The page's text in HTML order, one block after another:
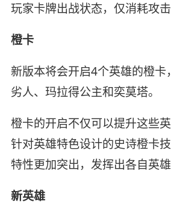
玩家卡牌出战状态，仅消耗攻击
橙卡
新版本将会开启4个英雄的橙卡
劣人、玛拉得公主和奕莫塔。
橙卡的开启不仅可以提升这些英
针对英雄特色设计的史诗橙卡
特性更加突出，发挥出各自英雄
新英雄